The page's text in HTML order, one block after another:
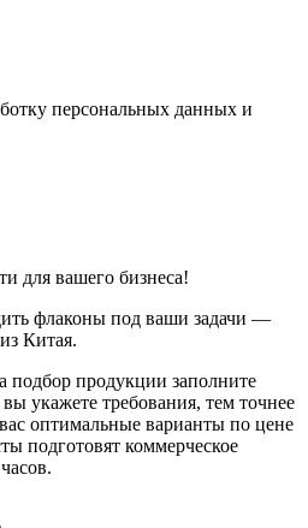
персональных данных и
для вашего бизнеса!
флаконы под ваши задачи —
Китая.
подбор продукции заполните
укажете требования, тем точнее
оптимальные варианты по цене
подготовят коммерческое